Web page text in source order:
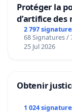
Protéger la
d’artifice des
2 797
68 Signatures /
25 Jul 2026
Obtenir
1 024